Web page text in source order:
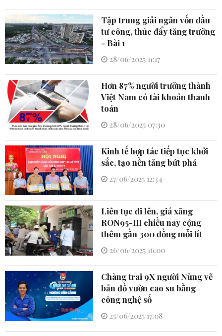
Tập trung giải ngân vốn đầu
tư công, thúc đẩy tăng trưởng
- Bài 1
28/06/2025 11:17
Hơn 87% người trưởng thành
Việt Nam có tài khoản thanh
toán
28/06/2025 07:30
Kinh tế hợp tác tiếp tục khởi
sắc, tạo nền tảng bứt phá
27/06/2025 12:34
Liên tục đi lên, giá xăng
RON95-III chiều nay cộng
thêm gần 300 đồng mỗi lít
26/06/2025 16:00
Chàng trai 9X người Nùng vẽ
bản đồ vườn cao su bằng
công nghệ số
25/06/2025 17:08